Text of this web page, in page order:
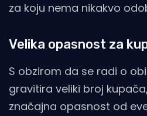
za koju nema nikakvo
Velika opasnost za
S obzirom da se radi o
gravitira veliki broj
značajna opasnost od